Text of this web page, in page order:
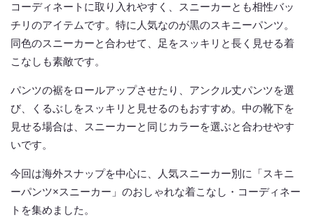
コーディネートに取り入れやすく、スニーカーとも相性バッ
チリのアイテムです。特に人気なのが黒のスキニーパンツ。
同色のスニーカーと合わせて、足をスッキリと長く見せる着
こなしも素敵です。
パンツの裾をロールアップさせたり、アンクル丈パンツを選
び、くるぶしをスッキリと見せるのもおすすめ。中の靴下を
見せる場合は、スニーカーと同じカラーを選ぶと合わせやす
いです。
今回は海外スナップを中心に、人気スニーカー別に「スキニ
ーパンツ×スニーカー」のおしゃれな着こなし・コーディネー
トを集めました。